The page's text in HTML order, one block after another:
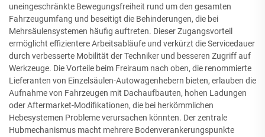
uneingeschränkte Bewegungsfreiheit rund um den gesamten
Fahrzeugumfang und beseitigt die Behinderungen, die bei
Mehrsäulensystemen häufig auftreten. Dieser Zugangsvorteil
ermöglicht effizientere Arbeitsabläufe und verkürzt die Servicedauer
durch verbesserte Mobilität der Techniker und besseren Zugriff auf
Werkzeuge. Die Vorteile beim Freiraum nach oben, die renommierte
Lieferanten von Einzelsäulen-Autowagenhebern bieten, erlauben die
Aufnahme von Fahrzeugen mit Dachaufbauten, hohen Ladungen
oder Aftermarket-Modifikationen, die bei herkömmlichen
Hebesystemen Probleme verursachen könnten. Der zentrale
Hubmechanismus macht mehrere Bodenverankerungspunkte